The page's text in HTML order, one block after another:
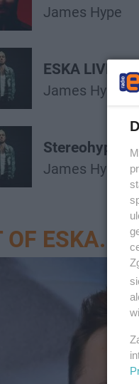
James Hype
ESKA LIVE
James Hype
Stereohype
James Hype
OF ESKA.PL